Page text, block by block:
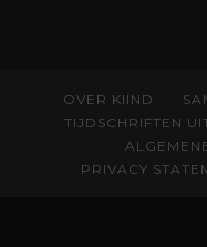
OVER KIIND
TIJDSCHRIFTEN
PRIVACY